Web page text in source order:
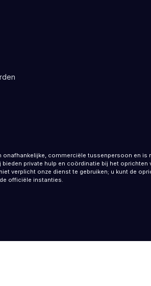
onafhankelijke, commerciële tussenpersoon en is
bieden private hulp en coördinatie bij het
verplicht onze dienst te gebruiken; u kunt de
officiële instanties.